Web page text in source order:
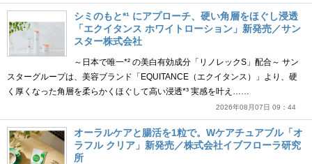
シミのもと*¹ にアプローチ、硬い角層をほぐし浸透
「エクイタンス ホワイトローション」新発売／サン
スター株式会社
～日本で唯一*² の美白有効成分「リノレックS」配合～ サン
スターグループは、美容ブランド「EQUITANCE（エクイタンス）」より、硬
く厚くなった角層を柔らかくほぐして高い浸透*³ 実感を叶え……
2026年08月07日 09：44
オーラルケアと腸活を1粒で。Wケアチュアブル「オ
ラフル クリア」新発売／株式会社イブフローラ研究
所